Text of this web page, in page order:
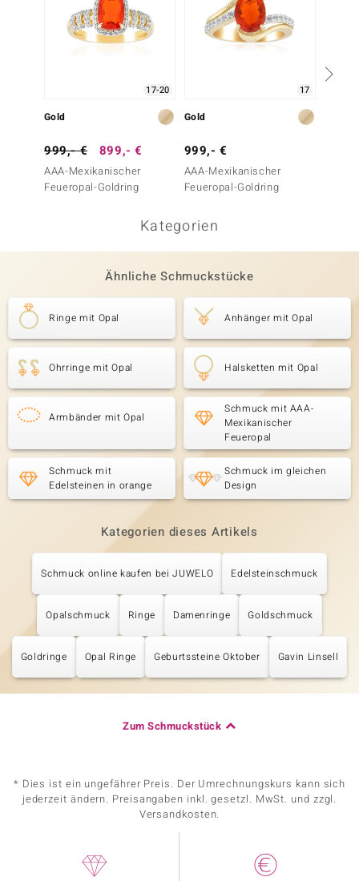
17-20
Gold
999,- € 899,- €
AAA-Mexikanischer
Feueropal-Goldring
17
Gold
999,- €
AAA-Mexikanischer
Feueropal-Goldring
Kategorien
Ähnliche Schmuckstücke
Ringe mit Opal Anhänger mit Opal
Ohrringe mit Opal Halsketten mit Opal
Armbänder mit Opal
Schmuck mit AAA-
Mexikanischer
Feueropal
Schmuck mit
Edelsteinen in orange
Schmuck im gleichen
Design
Kategorien dieses Artikels
Schmuck online kaufen bei JUWELO Edelsteinschmuck
Opalschmuck Ringe Damenringe Goldschmuck
Goldringe Opal Ringe Geburtssteine Oktober Gavin Linsell
Zum Schmuckstück
* Dies ist ein ungefährer Preis. Der Umrechnungskurs kann sich
jederzeit ändern. Preisangaben inkl. gesetzl. MwSt. und zzgl.
Versandkosten.